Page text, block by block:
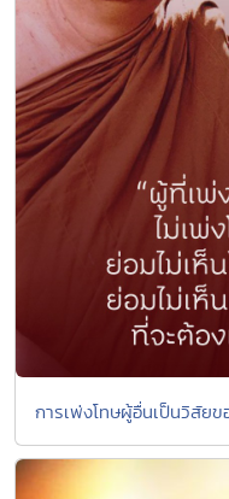
การเพ่งโทษผู้อื่นเป็นวิสัย